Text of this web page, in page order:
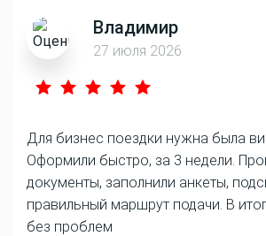
Владимир
27 июля 2026
Для бизнес поездки нужна была
Оформили быстро, за 3 недели.
документы, заполнили анкеты,
правильный маршрут подачи. В
без проблем